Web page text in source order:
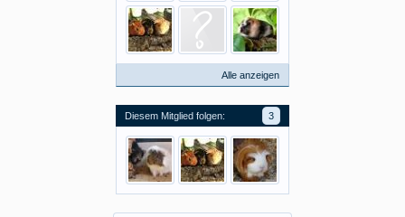
Alle anzeigen
Diesem Mitglied folgen: 3